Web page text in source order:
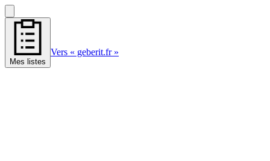
Mes listes
Vers « geberit.fr »